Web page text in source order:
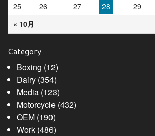
« 10月
25
26 27 28 29
Category
Boxing (12)
Dairy(354)
Media(123)
Motorcycle(432)
OEM(190)
Work(486)